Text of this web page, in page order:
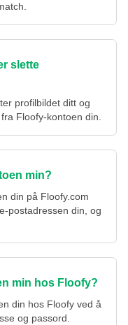
slette
profilbildet ditt og
Floofy-kontoen din.
min?
din på Floofy.com
postadressen din, og
min hos Floofy?
din hos Floofy ved å
og passord.